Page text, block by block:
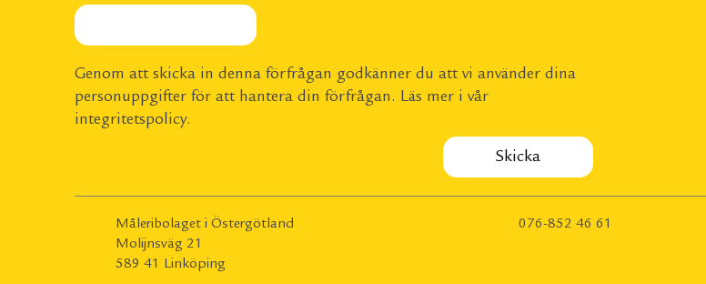
Genom att skicka in denna förfrågan godkänner du att vi använder dina
personuppgifter för att hantera din förfrågan. Läs mer i vår
integritetspolicy.
Måleribolaget i Östergötland
Molijnsväg 21
589 41 Linköping
076-852 46 61